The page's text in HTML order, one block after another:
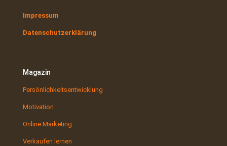
Impressum
Datenschutzerklärung
Magazin
Persönlichkeitsentwicklung
Motivation
Online Marketing
Verkaufen lernen